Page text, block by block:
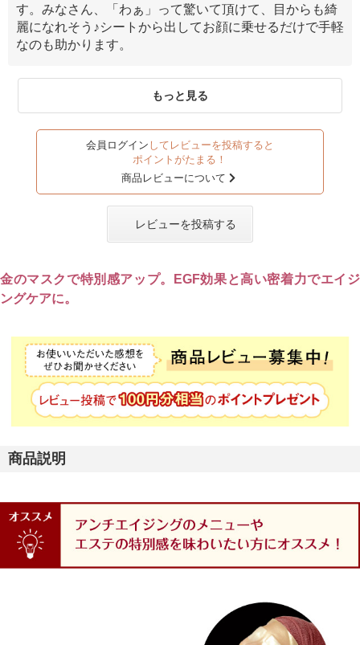
す。みなさん、「わぁ」って驚いて頂けて、目からも綺
麗になれそう♪シートから出してお顔に乗せるだけで手軽
なのも助かります。
もっと見る
会員ログイン してレビューを投稿すると
ポイントがたまる！
商品レビューについて
レビューを投稿する
金のマスクで特別感アップ。EGF効果と高い密着力でエイジ
ングケアに。
商品説明